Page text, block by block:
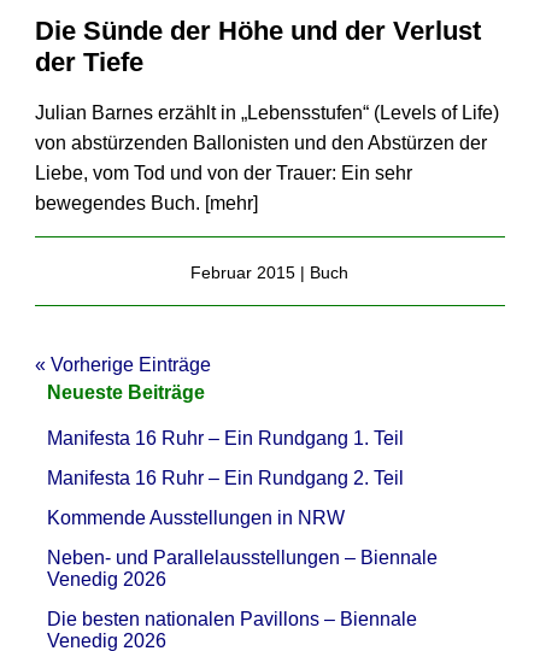
Die Sünde der Höhe und der Verlust
der Tiefe
Julian Barnes erzählt in „Lebensstufen“ (Levels of Life)
von abstürzenden Ballonisten und den Abstürzen der
Liebe, vom Tod und von der Trauer: Ein sehr
bewegendes Buch. [mehr]
Februar 2015 | Buch
« Vorherige Einträge
Neueste Beiträge
Manifesta 16 Ruhr – Ein Rundgang 1. Teil
Manifesta 16 Ruhr – Ein Rundgang 2. Teil
Kommende Ausstellungen in NRW
Neben- und Parallelausstellungen – Biennale
Venedig 2026
Die besten nationalen Pavillons – Biennale
Venedig 2026